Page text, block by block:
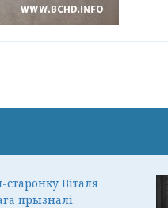
старонку Віталя
прызналі